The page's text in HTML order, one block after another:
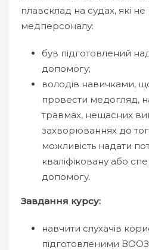
плавсклад на судах, які
медперсоналу:
був підготовлений
допомогу;
володів навичками,
провести медогляд,
травмах, нещасних
захворюваннях до
можливість надати
кваліфіковану або
допомогу.
Завдання курсу:
навчити слухачів
підготовленими